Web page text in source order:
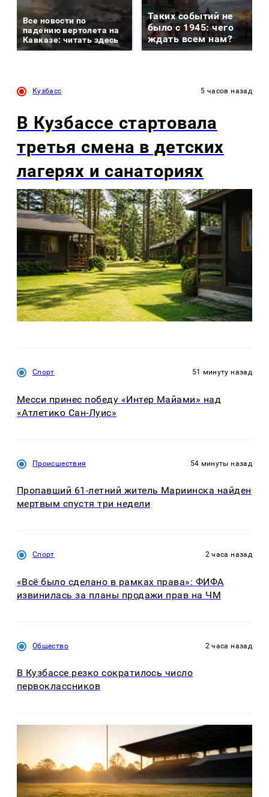
Все новости по
падению вертолета на
Кавказе: читать здесь
Таких событий не
было с 1945: чего
ждать всем нам?
Кузбасс 5 часов назад
В Кузбассе стартовала
третья смена в детских
лагерях и санаториях
Спорт 51 минуту назад
Месси принес победу «Интер Майами» над
«Атлетико Сан-Луис»
Происшествия 54 минуты назад
Пропавший 61-летний житель Мариинска найден
мертвым спустя три недели
Спорт 2 часа назад
«Всё было сделано в рамках права»: ФИФА
извинилась за планы продажи прав на ЧМ
Общество 2 часа назад
В Кузбассе резко сократилось число
первоклассников